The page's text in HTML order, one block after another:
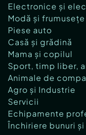
Electronice și
Modă și frumusețe
Piese auto
Casă și grădină
Mama și copilul
Sport, timp liber,
Animale de
Agro și Industrie
Servicii
Echipamente
Închiriere bunuri